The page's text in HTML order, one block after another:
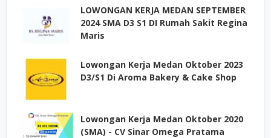
LOWONGAN KERJA MEDAN SEPTEMBER
2024 SMA D3 S1 DI Rumah Sakit Regina
Maris
Lowongan Kerja Medan Oktober 2023
D3/S1 Di Aroma Bakery & Cake Shop
Lowongan Kerja Medan Oktober 2020
(SMA) - CV Sinar Omega Pratama